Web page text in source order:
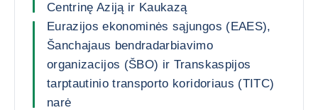
Centrinę Aziją ir Kaukazą
Eurazijos ekonominės sąjungos (EAES),
Šanchajaus bendradarbiavimo
organizacijos (ŠBO) ir Transkaspijos
tarptautinio transporto koridoriaus (TITC)
narė